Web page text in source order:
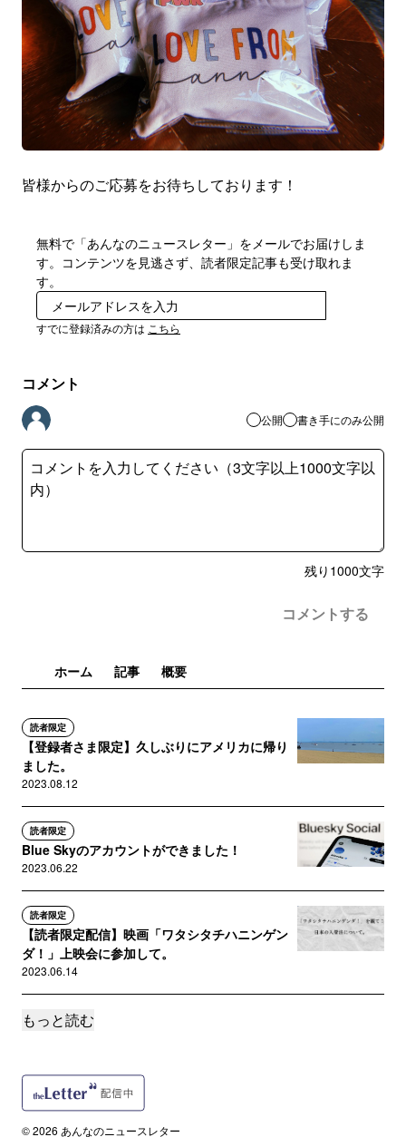
皆様からのご応募をお待ちしております！
無料で「あんなのニュースレター」をメールでお届けしま
す。コンテンツを見逃さず、読者限定記事も受け取れま
す。
すでに登録済みの方は こちら
コメント
公開 書き手にのみ公開
残り 1000文字
コメントする
ホーム 記事 概要
読者限定
【登録者さま限定】久しぶりにアメリカに帰り
ました。
2023.08.12
読者限定
Blue Skyのアカウントができました！
2023.06.22
読者限定
【読者限定配信】映画「ワタシタチハニンゲン
ダ！」上映会に参加して。
2023.06.14
読者限定
2023.05.10
もっと読む
© 2026 あんなのニュースレター